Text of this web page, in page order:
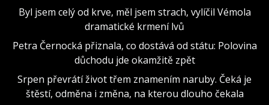
Byl jsem celý od krve, měl jsem strach, vylíčil Vémola
dramatické krmení lvů
Petra Černocká přiznala, co dostává od státu: Polovina
důchodu jde okamžitě zpět
Srpen převrátí život třem znamením naruby. Čeká je
štěstí, odměna i změna, na kterou dlouho čekala